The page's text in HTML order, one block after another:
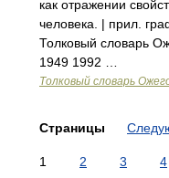
как отражении
человека. | прил.
Толковый словарь
1949 1992 …
Толковый словарь
Страницы
1 2 3 4